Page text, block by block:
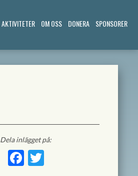
AKTIVITETER OM OSS DONERA SPONSORER
Dela inlägget på:
Facebook
Twitter